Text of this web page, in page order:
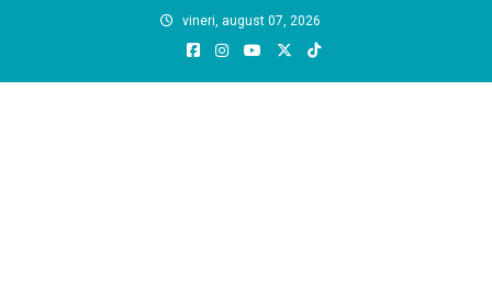
vineri, august 07, 2026